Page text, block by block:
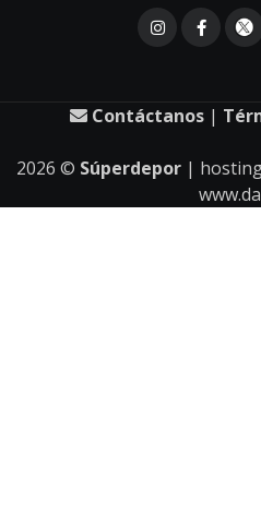
Contáctanos |
2026 © Súperdepor |